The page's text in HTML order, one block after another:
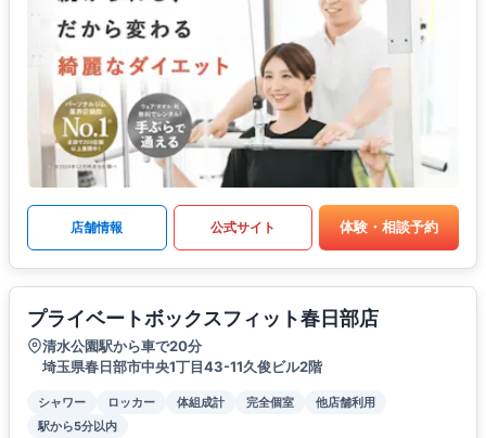
店舗情報 公式サイト 体験・相談予約
プライベートボックスフィット春日部店
清水公園駅から車で20分
埼玉県春日部市中央1丁目43-11久俊ビル2階
シャワー ロッカー 体組成計 完全個室
他店舗利用
駅から5分以内